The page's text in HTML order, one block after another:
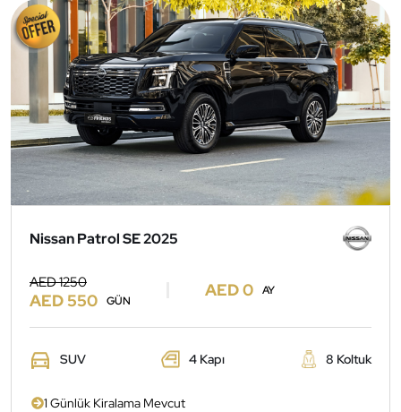
Nissan Patrol SE 2025
AED 1250
AED 550 GÜN
AED 0 AY
SUV 4 Kapı 8 Koltuk
1 Günlük Kiralama Mevcut